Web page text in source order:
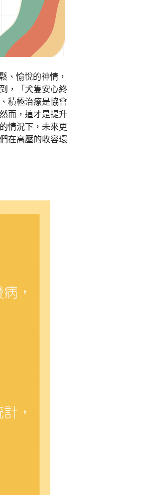
、愉悅的神情，
，「犬隻安心終
積極治療是協會
而，這才是提升
情況下，未來更
在高壓的收容環